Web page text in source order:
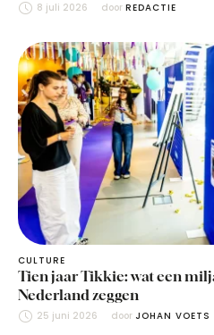
8 juli 2026 door REDACTIE
CULTURE
Tien jaar Tikkie: wat een
Nederland zeggen
25 juni 2026 door JOHAN VOETS